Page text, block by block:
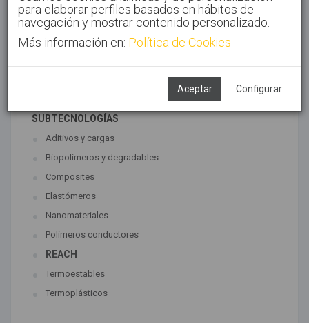
para elaborar perfiles basados en hábitos de
navegación y mostrar contenido personalizado.
Más información en: Política de Cookies
Aceptar Configurar
TECNOLOGÍAS ASOCIADAS
SUBTECNOLOGÍAS
Aditivos y cargas
Biopolímeros y degradables
Composites
Elastómeros
Nanomateriales
Polímeros conductores
REACH
Termoestables
Termoplásticos